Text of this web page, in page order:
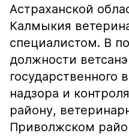
Астраханской
Калмыкия
специалистом. В
должности
государственного
надзора и
району,
Приволжском